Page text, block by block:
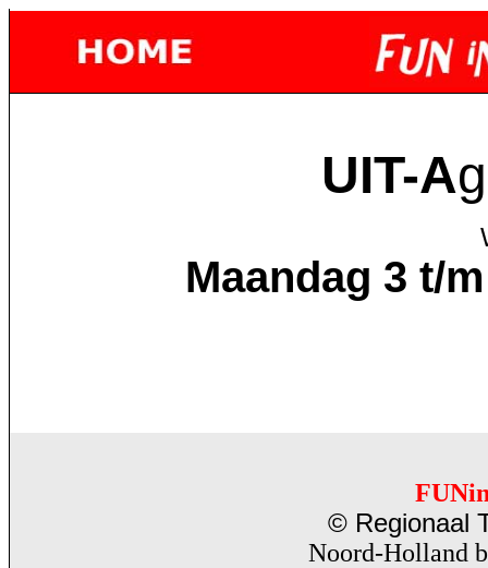
UIT-A
Maandag 3 t/
© Regionaal
Noord-Holland